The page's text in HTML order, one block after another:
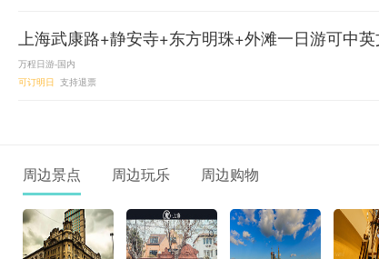
上海武康路+静安寺+东方明珠+外滩一日游可中
万程日游-国内
可订明日 支持退票
周边景点 周边玩乐 周边购物